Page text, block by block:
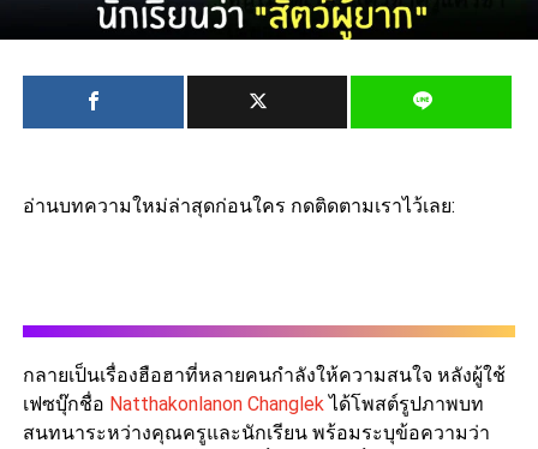
อ่านบทความใหม่ล่าสุดก่อนใคร กดติดตามเราไว้เลย:
กลายเป็นเรื่องฮือฮาที่หลายคนกำลังให้ความสนใจ หลังผู้ใช้
เฟซบุ๊กชื่อ Natthakonlanon Changlekได้โพสต์รูปภาพบท
สนทนาระหว่างคุณครูและนักเรียน พร้อมระบุข้อความว่า